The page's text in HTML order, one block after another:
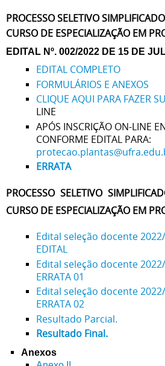
PROCESSO SELETIVO
CURSO DE ESPECIALIZAÇÃO EM
EDITAL Nº. 002/2022 DE 15 DE
EDITAL COMPLETO
FORMULÁRIOS E ANEXOS
CLIQUE AQUI PARA FAZER
LINE
APÓS INSCRIÇÃO ON-LINE
CONFORME EDITAL PARA:
ERRATA
PROCESSO SELETIVO
CURSO DE ESPECIALIZAÇÃO EM
Edital seleção docente
EDITAL
Edital seleção docente
ERRATA 01
Edital seleção docente
ERRATA 02
Resultado Parcial.
Resultado Final.
Anexos